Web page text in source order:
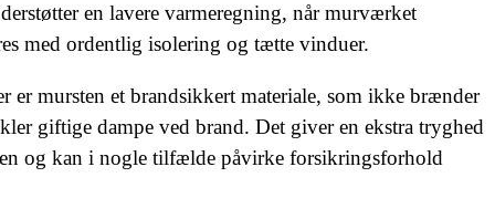
en lavere varmeregning, når murværket
med ordentlig isolering og tætte vinduer.
er mursten et brandsikkert materiale, som ikke brænder
giftige dampe ved brand. Det giver en ekstra tryghed
og kan i nogle tilfælde påvirke forsikringsforhold